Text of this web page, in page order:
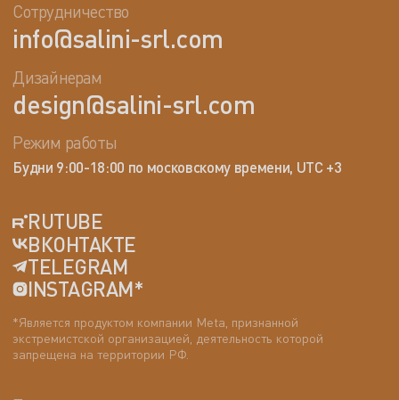
Сотрудничество
info@salini-srl.com
Дизайнерам
design@salini-srl.com
Режим работы
Будни 9:00-18:00 по московскому времени, UTC +3
RUTUBE
ВКОНТАКТЕ
TELEGRAM
INSTAGRAM*
*Является продуктом компании Meta, признанной
экстремистской организацией, деятельность которой
запрещена на территории РФ.